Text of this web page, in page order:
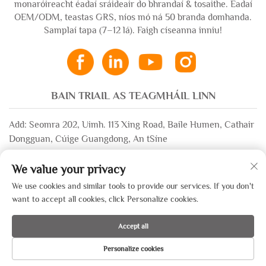
monaróireacht éadaí sráideair do bhrandaí & tosaithe. Éadaí
OEM/ODM, teastas GRS, níos mó ná 50 branda domhanda.
Samplaí tapa (7–12 lá). Faigh císeanna inniu!
BAIN TRIAIL AS TEAGMHÁIL LINN
Add: Seomra 202, Uimh. 113 Xing Road, Baile Humen, Cathair
Dongguan, Cúige Guangdong, An tSíne
+86-13532483058
Beartas Príobháideachta
We value your privacy
We use cookies and similar tools to provide our services. If you don't
want to accept all cookies, click Personalize cookies.
Personalize cookies
Accept all